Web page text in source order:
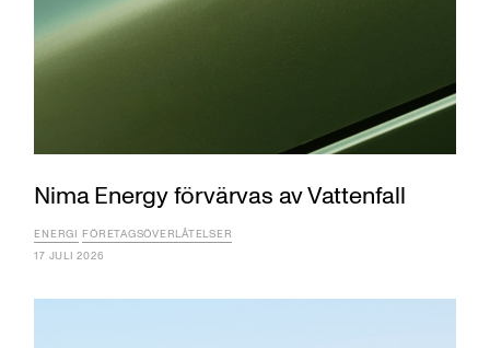
Nima Energy förvärvas av Vattenfall
ENERGI FÖRETAGSÖVERLÅTELSER
17 JULI 2026